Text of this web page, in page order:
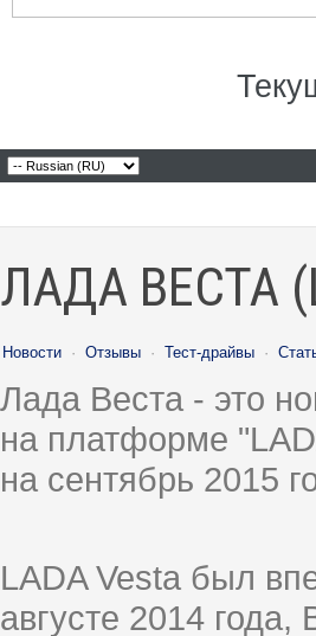
ЛАДА ВЕСТА
Новости · Отзывы · Тест-драйвы ·
Лада Веста - это
на платформе
на сентябрь 2015
LADA Vesta был
августе 2014